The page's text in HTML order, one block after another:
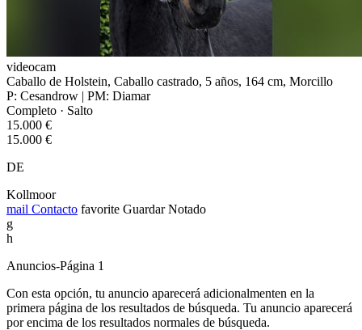
videocam
Caballo de Holstein, Caballo castrado, 5 años, 164 cm, Morcillo
P: Cesandrow | PM: Diamar
Completo · Salto
15.000 €
15.000 €
DE
Kollmoor
mail Contacto favorite Guardar Notado
g
h
Anuncios-Página 1
Con esta opción, tu anuncio aparecerá adicionalmenten en la
primera página de los resultados de búsqueda. Tu anuncio aparecerá
por encima de los resultados normales de búsqueda.